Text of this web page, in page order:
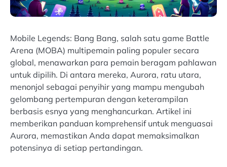
Mobile Legends: Bang Bang, salah satu game Battle
Arena (MOBA) multipemain paling populer secara
global, menawarkan para pemain beragam pahlawan
untuk dipilih. Di antara mereka, Aurora, ratu utara,
menonjol sebagai penyihir yang mampu mengubah
gelombang pertempuran dengan keterampilan
berbasis esnya yang menghancurkan. Artikel ini
memberikan panduan komprehensif untuk menguasai
Aurora, memastikan Anda dapat memaksimalkan
potensinya di setiap pertandingan.